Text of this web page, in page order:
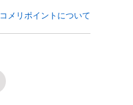
コメリポイントについて